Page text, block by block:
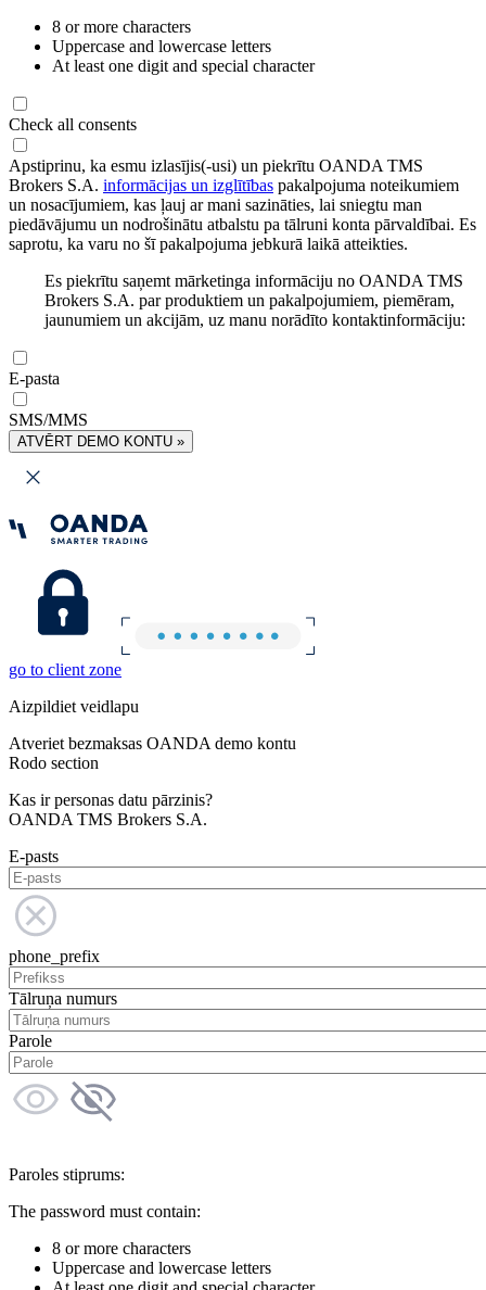
8 or more characters
Uppercase and lowercase letters
At least one digit and special character
Check all consents
Apstiprinu, ka esmu izlasījis(-usi) un piekrītu OANDA TMS
Brokers S.A. informācijas un izglītības pakalpojuma noteikumiem
un nosacījumiem, kas ļauj ar mani sazināties, lai sniegtu man
piedāvājumu un nodrošinātu atbalstu pa tālruni konta pārvaldībai. Es
saprotu, ka varu no šī pakalpojuma jebkurā laikā atteikties.
Es piekrītu saņemt mārketinga informāciju no OANDA TMS
Brokers S.A. par produktiem un pakalpojumiem, piemēram,
jaunumiem un akcijām, uz manu norādīto kontaktinformāciju:
E-pasta
SMS/MMS
ATVĒRT DEMO KONTU »
go to client zone
Aizpildiet veidlapu
Atveriet bezmaksas OANDA demo kontu
Rodo section
Kas ir personas datu pārzinis?
OANDA TMS Brokers S.A.
E-pasts
phone_prefix
Tālruņa numurs
Parole
Paroles stiprums:
The password must contain:
8 or more characters
Uppercase and lowercase letters